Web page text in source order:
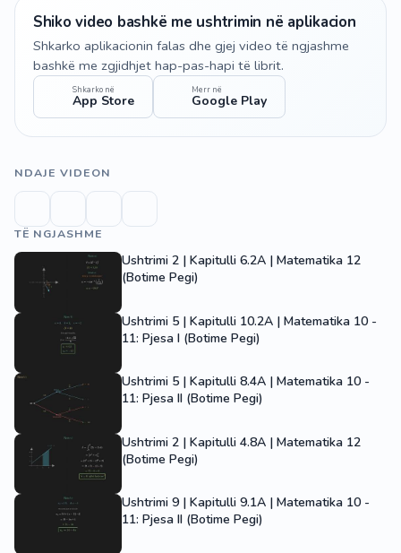
Shiko video bashkë me ushtrimin në aplikacion
Shkarko aplikacionin falas dhe gjej video të ngjashme
bashkë me zgjidhjet hap-pas-hapi të librit.
Shkarko në
App Store
Merr në
Google Play
NDAJE VIDEON
TË NGJASHME
Ushtrimi 2 | Kapitulli 6.2A | Matematika 12
(Botime Pegi)
Ushtrimi 5 | Kapitulli 10.2A | Matematika 10 -
11: Pjesa I (Botime Pegi)
Ushtrimi 5 | Kapitulli 8.4A | Matematika 10 -
11: Pjesa II (Botime Pegi)
Ushtrimi 2 | Kapitulli 4.8A | Matematika 12
(Botime Pegi)
Ushtrimi 9 | Kapitulli 9.1A | Matematika 10 -
11: Pjesa II (Botime Pegi)